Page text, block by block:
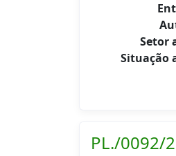
Setor
Situação
PL./0092/